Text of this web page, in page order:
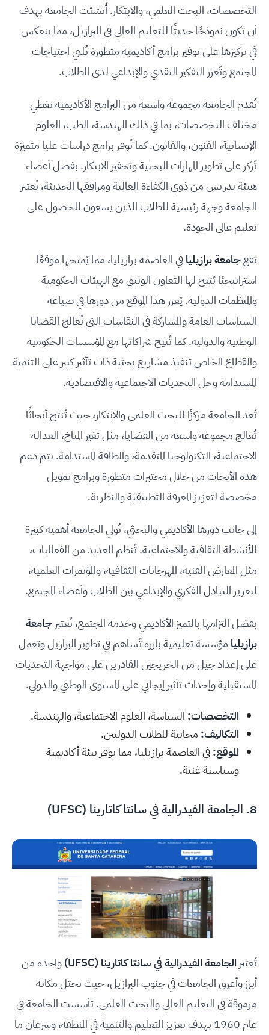
التخصصات، البحث العلمي، والابتكار. أُنشئت الجامعة بهدف
أن تكون نموذجًا حديثًا للتعليم العالي في البرازيل، مما ينعكس
في تركيزها على توفير برامج أكاديمية متطورة تُلبي احتياجات
المجتمع وتُعزز التفكير النقدي والإبداعي لدى الطلاب.
تُقدم الجامعة مجموعة واسعة من البرامج الأكاديمية تغطي
مختلف التخصصات، بما في ذلك الهندسة، الطب، العلوم
الإنسانية، الفنون، والقانون. كما تُوفر برامج دراسات عليا متميزة
تُركز على تطوير المهارات البحثية وتحفيز الابتكار. بفضل أعضاء
هيئة تدريس من ذوي الكفاءة العالية ومرافقها الحديثة، تُعتبر
الجامعة وجهة رئيسية للطلاب الذين يسعون للحصول على
تعليم عالي الجودة.
تقعجامعة برازيليافي العاصمة برازيليا، مما يُمنحها موقعًا
استراتيجيًا يُتيح لها التعاون الوثيق مع الهيئات الحكومية
والمنظمات الدولية. يُعزز هذا الموقع من دورها في صياغة
السياسات العامة والمشاركة في النقاشات التي تُعالج القضايا
الوطنية والدولية. كما تُتيح شراكاتها مع المؤسسات الحكومية
والقطاع الخاص تنفيذ مشاريع بحثية ذات تأثير كبير على التنمية
المستدامة وحل التحديات الاجتماعية والاقتصادية.
تُعد الجامعة مركزًا للبحث العلمي والابتكار، حيث تُنتج أبحاثًا
تُعالج مجموعة واسعة من القضايا، مثل تغير المناخ، العدالة
الاجتماعية، التكنولوجيا المتقدمة، والطاقة المستدامة. يتم دعم
هذه الأبحاث من خلال مختبرات متطورة وبرامج تمويل
مخصصة لتعزيز المعرفة التطبيقية والنظرية.
إلى جانب دورها الأكاديمي والبحثي، تُولي الجامعة أهمية كبيرة
للأنشطة الثقافية والاجتماعية. تُنظم العديد من الفعاليات،
مثل المعارض الفنية، المهرجانات الثقافية، والمؤتمرات العلمية،
لتعزيز التبادل الفكري والإبداعي بين الطلاب وأعضاء المجتمع.
بفضل التزامها بالتميز الأكاديمي وخدمة المجتمع، تُعتبر جامعة
برازيليا مؤسسة تعليمية بارزة تُساهم في تطوير البرازيل وتعمل
على إعداد جيل من الخريجين القادرين على مواجهة التحديات
المستقبلية وإحداث تأثير إيجابي على المستوى الوطني والدولي.
التخصصات: السياسة، العلوم الاجتماعية، والهندسة.
التكاليف: مجانية للطلاب الدوليين.
الموقع:في العاصمة برازيليا، مما يوفر بيئة أكاديمية
وسياسية غنية.
8. الجامعة الفيدرالية في سانتا كاتارينا (UFSC )
تُعتبر الجامعة الفيدرالية في سانتا كاتارينا (UFSC)
واحدة من
أبرز وأعرق الجامعات في جنوب البرازيل، حيث تحتل مكانة
مرموقة في التعليم العالي والبحث العلمي. تأسست الجامعة في
عام 1960 بهدف تعزيز التعليم والتنمية في المنطقة، وسرعان ما